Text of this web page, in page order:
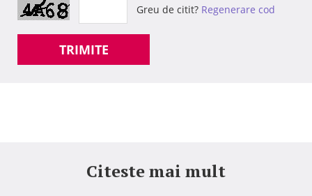
Greu de citit? Regenerare cod
TRIMITE
Citeste mai mult